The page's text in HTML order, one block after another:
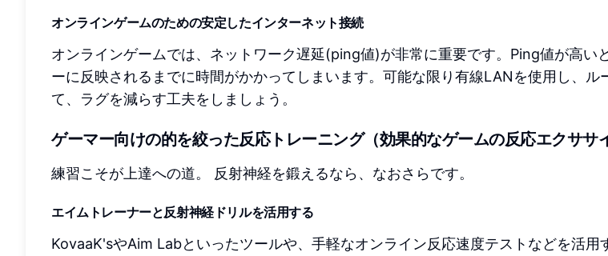
オンラインゲームのための安定したインターネット接続
オンラインゲームでは、ネットワーク遅延(ping値)が非常に重要です。Ping値が高い
ーに反映されるまでに時間がかかってしまいます。可能な限り有線LANを使用し、ル
て、ラグを減らす工夫をしましょう。
ゲーマー向けの的を絞った反応トレーニング（効果的なゲームの反応エクササ
練習こそが上達への道。 反射神経を鍛えるなら、なおさらです。
エイムトレーナーと反射神経ドリルを活用する
KovaaK'sやAim Labといったツールや、手軽なオンライン反応速度テストなどを活用